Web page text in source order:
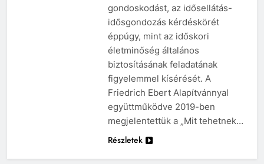
gondoskodást, az idősellátás-
idősgondozás kérdéskörét
éppúgy, mint az időskori
életminőség általános
biztosításának feladatának
figyelemmel kísérését. A
Friedrich Ebert Alapítvánnyal
együttműködve 2019-ben
megjelentettük a „Mit tehetnek…
Részletek